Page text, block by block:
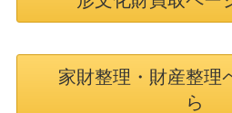
家財整理・財産整理
ら